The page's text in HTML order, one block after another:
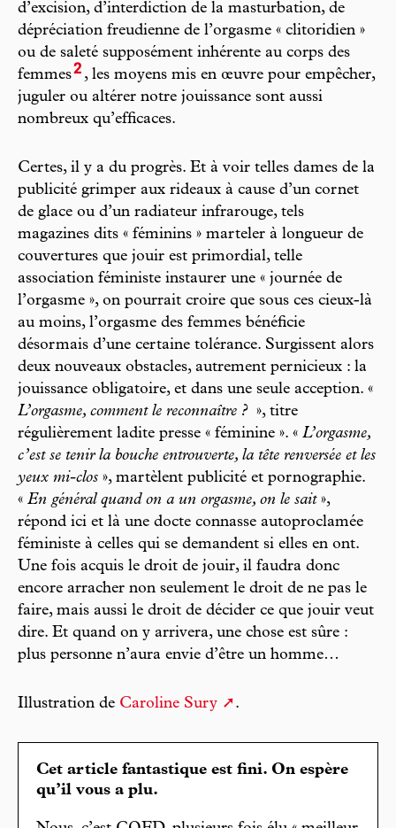
d’excision, d’interdiction de la masturbation, de
dépréciation freudienne de l’orgasme « clitoridien »
ou de saleté supposément inhérente au corps des
femmes2 , les moyens mis en œuvre pour empêcher,
juguler ou altérer notre jouissance sont aussi
nombreux qu’efficaces.
Certes, il y a du progrès. Et à voir telles dames de la
publicité grimper aux rideaux à cause d’un cornet
de glace ou d’un radiateur infrarouge, tels
magazines dits « féminins » marteler à longueur de
couvertures que jouir est primordial, telle
association féministe instaurer une « journée de
l’orgasme », on pourrait croire que sous ces cieux-là
au moins, l’orgasme des femmes bénéficie
désormais d’une certaine tolérance. Surgissent alors
deux nouveaux obstacles, autrement pernicieux : la
jouissance obligatoire, et dans une seule acception. «
L’orgasme, comment le reconnaître ? », titre
régulièrement ladite presse « féminine ». « L’orgasme,
c’est se tenir la bouche entrouverte, la tête renversée et les
yeux mi-clos », martèlent publicité et pornographie.
« En général quand on a un orgasme, on le sait»,
répond ici et là une docte connasse autoproclamée
féministe à celles qui se demandent si elles en ont.
Une fois acquis le droit de jouir, il faudra donc
encore arracher non seulement le droit de ne pas le
faire, mais aussi le droit de décider ce que jouir veut
dire. Et quand on y arrivera, une chose est sûre :
plus personne n’aura envie d’être un homme…
Illustration de Caroline Sury .
Cet article fantastique est fini. On espère
qu’il vous a plu.